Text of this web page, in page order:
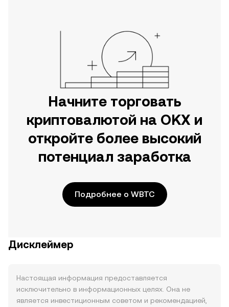
Начните торговать
криптовалютой на OKX и
откройте более высокий
потенциал заработка
Подробнее о WBTC
Дисклеймер
Настоящая информация предоставляется
исключительно в информационных целях. Она не
является инвестиционным советом и рекомендацией,